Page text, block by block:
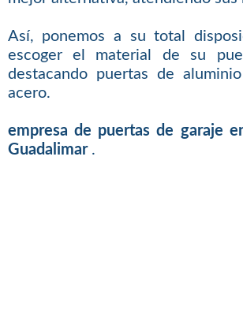
Así, ponemos a su total
escoger el material de su
destacando puertas de
acero.
empresa de puertas de garaje
Guadalimar .